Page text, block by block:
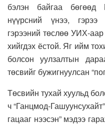
бэлэн байгаа бөгөөд
нүүрсний үнээ, гэрээ
гэрээний төслөө УИХ-
хийгдэх ёстой. Яг ийм
болсон уулзалтын
төсвийг бужигнуулсан
Төсвийн тухай хуульд
ч “Ганцмод-
гацааг нээсэн” мэдээ